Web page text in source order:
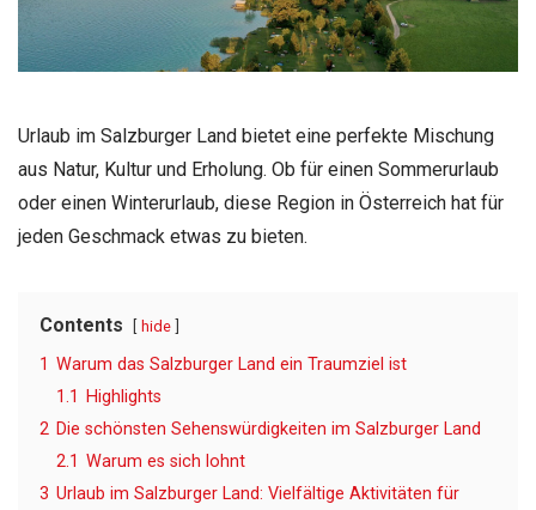
Urlaub im Salzburger Land bietet eine perfekte Mischung
aus Natur, Kultur und Erholung. Ob für einen Sommerurlaub
oder einen Winterurlaub, diese Region in Österreich hat für
jeden Geschmack etwas zu bieten.
Contents hide
1 Warum das Salzburger Land ein Traumziel ist
1.1
Highlights
2 Die schönsten Sehenswürdigkeiten im Salzburger Land
2.1 Warum es sich lohnt
3 Urlaub im Salzburger Land: Vielfältige Aktivitäten für